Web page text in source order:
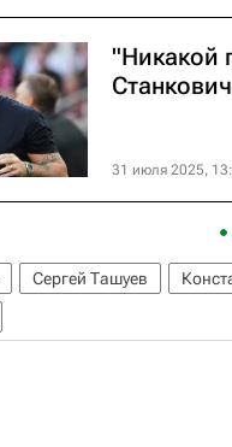
"Никакой
31 июля 2025,
Сергей Ташуев